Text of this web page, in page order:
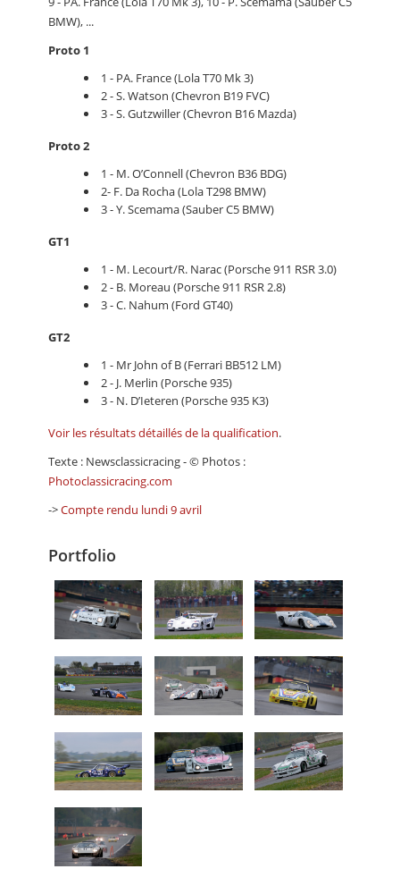
BMW), ...
Proto 1
1 - PA. France (Lola T70 Mk 3)
2 - S. Watson (Chevron B19 FVC)
3 - S. Gutzwiller (Chevron B16 Mazda)
Proto 2
1 - M. O’Connell (Chevron B36 BDG)
2- F. Da Rocha (Lola T298 BMW)
3 - Y. Scemama (Sauber C5 BMW)
GT1
1 - M. Lecourt/R. Narac (Porsche 911 RSR 3.0)
2 - B. Moreau (Porsche 911 RSR 2.8)
3 - C. Nahum (Ford GT40)
GT2
1 - Mr John of B (Ferrari BB512 LM)
2 - J. Merlin (Porsche 935)
3 - N. D’Ieteren (Porsche 935 K3)
Voir les résultats détaillés de la qualification.
Texte : Newsclassicracing - © Photos :
Photoclassicracing.com
->Compte rendu lundi 9 avril
Portfolio